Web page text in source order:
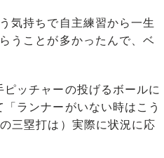
気持ちで自主練習から一生
うことが多かったんで、ベ
ッチャーの投げるボールに
ランナーがいない時はこう
三塁打は）実際に状況に応